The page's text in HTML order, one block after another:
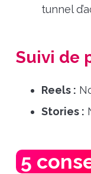
tunnel
Suivi de
Reels :
Stories :
5